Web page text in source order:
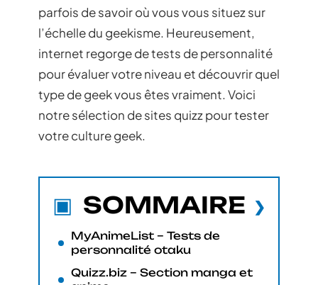
parfois de savoir où vous vous situez sur
l’échelle du geekisme. Heureusement,
internet regorge de tests de personnalité
pour évaluer votre niveau et découvrir quel
type de geek vous êtes vraiment. Voici
notre sélection de sites quizz pour tester
votre culture geek.
SOMMAIRE
MyAnimeList – Tests de
personnalité otaku
Quizz.biz – Section manga et